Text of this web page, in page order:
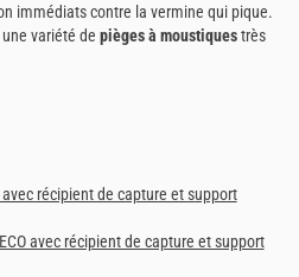
immédiats contre la vermine qui pique.
variété de pièges à moustiquestrès
récipient de capture et support
avec récipient de capture et support